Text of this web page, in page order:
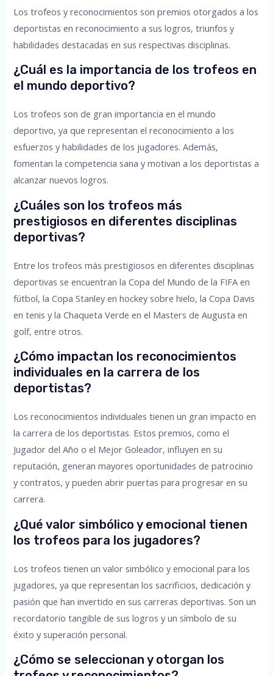
Los trofeos y reconocimientos son premios otorgados a los
deportistas en reconocimiento a sus logros, triunfos y
habilidades destacadas en sus respectivas disciplinas.
¿Cuál es la importancia de los trofeos en
el mundo deportivo?
Los trofeos son de gran importancia en el mundo
deportivo, ya que representan el reconocimiento a los
esfuerzos y habilidades de los jugadores. Además,
fomentan la competencia sana y motivan a los deportistas a
alcanzar nuevos logros.
¿Cuáles son los trofeos más
prestigiosos en diferentes disciplinas
deportivas?
Entre los trofeos más prestigiosos en diferentes disciplinas
deportivas se encuentran la Copa del Mundo de la FIFA en
fútbol, la Copa Stanley en hockey sobre hielo, la Copa Davis
en tenis y la Chaqueta Verde en el Masters de Augusta en
golf, entre otros.
¿Cómo impactan los reconocimientos
individuales en la carrera de los
deportistas?
Los reconocimientos individuales tienen un gran impacto en
la carrera de los deportistas. Estos premios, como el
Jugador del Año o el Mejor Goleador, influyen en su
reputación, generan mayores oportunidades de patrocinio
y contratos, y pueden abrir puertas para progresar en su
carrera.
¿Qué valor simbólico y emocional tienen
los trofeos para los jugadores?
Los trofeos tienen un valor simbólico y emocional para los
jugadores, ya que representan los sacrificios, dedicación y
pasión que han invertido en sus carreras deportivas. Son un
recordatorio tangible de sus logros y un símbolo de su
éxito y superación personal.
¿Cómo se seleccionan y otorgan los